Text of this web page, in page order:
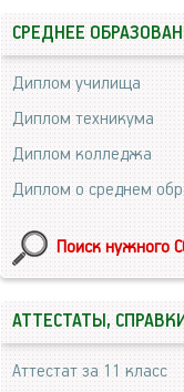
СРЕДНЕЕ
Диплом училища
Диплом техникума
Диплом колледжа
Диплом о среднем
Поиск нужного
АТТЕСТАТЫ,
Аттестат за 11 класс